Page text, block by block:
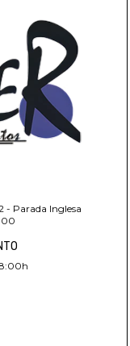
- Parada Inglesa